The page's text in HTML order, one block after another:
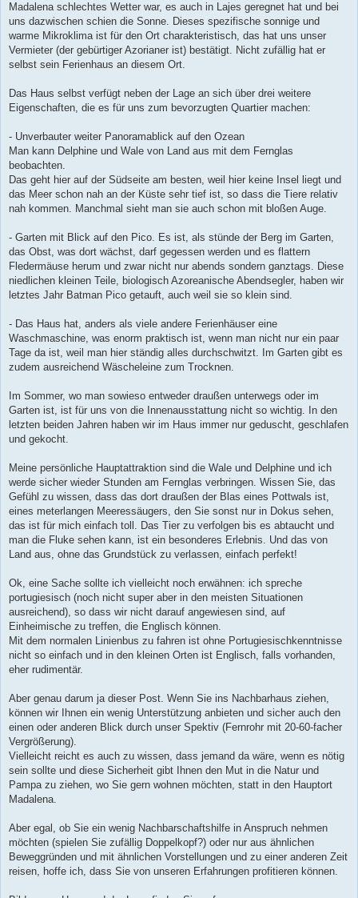
Madalena schlechtes Wetter war, es auch in Lajes geregnet hat und bei
uns dazwischen schien die Sonne. Dieses spezifische sonnige und
warme Mikroklima ist für den Ort charakteristisch, das hat uns unser
Vermieter (der gebürtiger Azorianer ist) bestätigt. Nicht zufällig hat er
selbst sein Ferienhaus an diesem Ort.
Das Haus selbst verfügt neben der Lage an sich über drei weitere
Eigenschaften, die es für uns zum bevorzugten Quartier machen:
- Unverbauter weiter Panoramablick auf den Ozean
Man kann Delphine und Wale von Land aus mit dem Fernglas
beobachten.
Das geht hier auf der Südseite am besten, weil hier keine Insel liegt und
das Meer schon nah an der Küste sehr tief ist, so dass die Tiere relativ
nah kommen. Manchmal sieht man sie auch schon mit bloßen Auge.
- Garten mit Blick auf den Pico. Es ist, als stünde der Berg im Garten,
das Obst, was dort wächst, darf gegessen werden und es flattern
Fledermäuse herum und zwar nicht nur abends sondern ganztags. Diese
niedlichen kleinen Teile, biologisch Azoreanische Abendsegler, haben wir
letztes Jahr Batman Pico getauft, auch weil sie so klein sind.
- Das Haus hat, anders als viele andere Ferienhäuser eine
Waschmaschine, was enorm praktisch ist, wenn man nicht nur ein paar
Tage da ist, weil man hier ständig alles durchschwitzt. Im Garten gibt es
zudem ausreichend Wäscheleine zum Trocknen.
Im Sommer, wo man sowieso entweder draußen unterwegs oder im
Garten ist, ist für uns von die Innenausstattung nicht so wichtig. In den
letzten beiden Jahren haben wir im Haus immer nur geduscht, geschlafen
und gekocht.
Meine persönliche Hauptattraktion sind die Wale und Delphine und ich
werde sicher wieder Stunden am Fernglas verbringen. Wissen Sie, das
Gefühl zu wissen, dass das dort draußen der Blas eines Pottwals ist,
eines meterlangen Meeressäugers, den Sie sonst nur in Dokus sehen,
das ist für mich einfach toll. Das Tier zu verfolgen bis es abtaucht und
man die Fluke sehen kann, ist ein besonderes Erlebnis. Und das von
Land aus, ohne das Grundstück zu verlassen, einfach perfekt!
Ok, eine Sache sollte ich vielleicht noch erwähnen: ich spreche
portugiesisch (noch nicht super aber in den meisten Situationen
ausreichend), so dass wir nicht darauf angewiesen sind, auf
Einheimische zu treffen, die Englisch können.
Mit dem normalen Linienbus zu fahren ist ohne Portugiesischkenntnisse
nicht so einfach und in den kleinen Orten ist Englisch, falls vorhanden,
eher rudimentär.
Aber genau darum ja dieser Post. Wenn Sie ins Nachbarhaus ziehen,
können wir Ihnen ein wenig Unterstützung anbieten und sicher auch den
einen oder anderen Blick durch unser Spektiv (Fernrohr mit 20-60-facher
Vergrößerung).
Vielleicht reicht es auch zu wissen, dass jemand da wäre, wenn es nötig
sein sollte und diese Sicherheit gibt Ihnen den Mut in die Natur und
Pampa zu ziehen, wo Sie gern wohnen möchten, statt in den Hauptort
Madalena.
Aber egal, ob Sie ein wenig Nachbarschaftshilfe in Anspruch nehmen
möchten (spielen Sie zufällig Doppelkopf?) oder nur aus ähnlichen
Beweggründen und mit ähnlichen Vorstellungen und zu einer anderen Zeit
reisen, hoffe ich, dass Sie von unseren Erfahrungen profitieren können.